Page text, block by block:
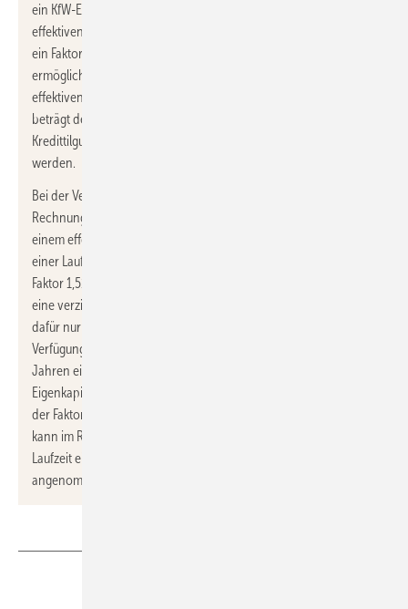
ein KfW-Ergänzungskredit) bedient wird, ergibt sich bei einem
effektiven Zinssatz von 4,0 %/a und einer Laufzeit von 12 Jahren
ein Faktor von rund 9,3. Ein Kostenvorteil von 100 Euro/a
ermöglicht also ein Investitionsbudget von 930 Euro. Bei einem
effektiven Zinssatz von 6,8 %/a und einer Laufzeit von 12 Jahren
beträgt der Faktor 8,0. In der Nutzungsphase nach der
Kredittilgung kann der Kostenvorteil dann anderweitig eingesetzt
werden.
Bei der Verwendung von Eigenkapital kann man eine ähnliche
Rechnung aufmachen. Beispielhaft könnte das Eigenkapital mit
einem effektiven Zinssatz von 3,5 %/a angelegt werden. Nach
einer Laufzeit von 12 Jahren hätte sich der Kontostand um den
Faktor 1,511 erhöht. Diesen Kontostand müsste man nun über
eine verzinste Ansparung des Kostenvorteils erreichen. Steht
dafür nur ein etwas geringerer effektiver Zinssatz von 2,5 %/a zur
Verfügung, ergibt sich bei einer Sparrate von 100 Euro/a nach 12
Jahren ein Kontostand von 1380 Euro. Dies hätte einen
Eigenkapitaleinsatz von 1380 Euro / 1,511= 912 Euro ermöglicht,
der Faktor liegt dann bei 9,1. Als einen ersten Überschlagswert
kann im Rahmen der genannten Verzinsungen und 12 Jahren
Laufzeit ein Hebel von 8,0 bis 9,0 für den Kostenvorteil
angenommen werden.